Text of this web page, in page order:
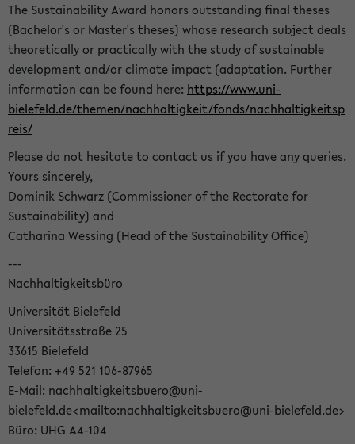
The Sustainability Award honors outstanding final theses
(Bachelor's or Master's theses) whose research subject deals
theoretically or practically with the study of sustainable
development and/or climate impact (adaptation. Further
information can be found here: https://www.uni-
bielefeld.de/themen/nachhaltigkeit/fonds/nachhaltigkeitsp
reis/
Please do not hesitate to contact us if you have any queries.
Yours sincerely,
Dominik Schwarz (Commissioner of the Rectorate for
Sustainability) and
Catharina Wessing (Head of the Sustainability Office)
---
Nachhaltigkeitsbüro
Universität Bielefeld
Universitätsstraße 25
33615 Bielefeld
Telefon: +49 521 106-87965
E-Mail: nachhaltigkeitsbuero@uni-
bielefeld.de<mailto:nachhaltigkeitsbuero@uni-bielefeld.de>
Büro: UHG A4-104